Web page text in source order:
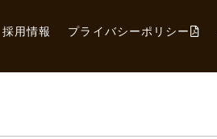
採用情報 プライバシーポリシー